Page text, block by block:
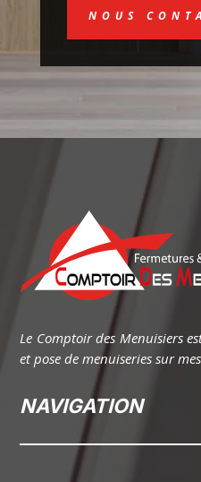
NOUS
Le Comptoir des Menuisiers
et pose de menuiseries sur
NAVIGATION